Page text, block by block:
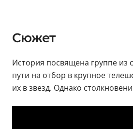
Сюжет
История посвящена группе из
пути на отбор в крупное
их в звезд. Однако